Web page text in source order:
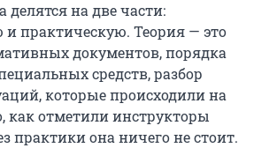
делятся на две части:
и практическую. Теория — это
документов, порядка
средств, разбор
которые происходили на
как отметили инструкторы
практики она ничего не стоит.